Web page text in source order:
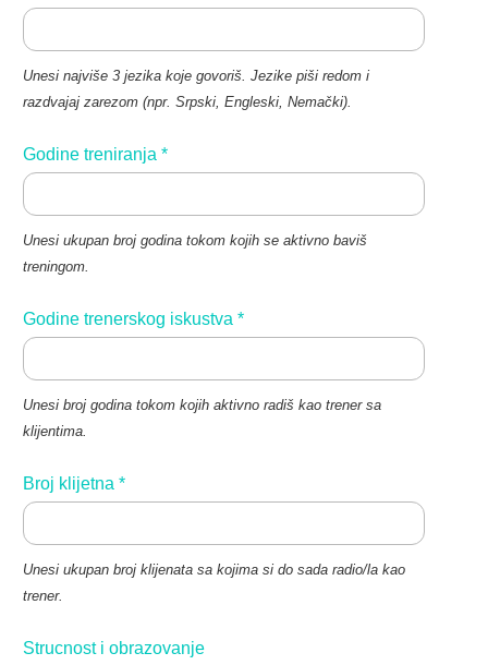
Unesi najviše 3 jezika koje govoriš. Jezike piši redom i
razdvajaj zarezom (npr. Srpski, Engleski, Nemački).
Godine treniranja *
Unesi ukupan broj godina tokom kojih se aktivno baviš
treningom.
Godine trenerskog iskustva *
Unesi broj godina tokom kojih aktivno radiš kao trener sa
klijentima.
Broj klijetna *
Unesi ukupan broj klijenata sa kojima si do sada radio/la kao
trener.
Strucnost i obrazovanje